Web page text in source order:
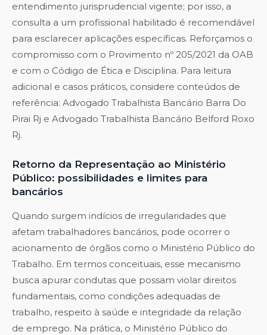
entendimento jurisprudencial vigente; por isso, a
consulta a um profissional habilitado é recomendável
para esclarecer aplicações específicas. Reforçamos o
compromisso com o Provimento nº 205/2021 da OAB
e com o Código de Ética e Disciplina. Para leitura
adicional e casos práticos, considere conteúdos de
referência: Advogado Trabalhista Bancário Barra Do
Pirai Rj e Advogado Trabalhista Bancário Belford Roxo
Rj.
Retorno da Representação ao Ministério
Público: possibilidades e limites para
bancários
Quando surgem indícios de irregularidades que
afetam trabalhadores bancários, pode ocorrer o
acionamento de órgãos como o Ministério Público do
Trabalho. Em termos conceituais, esse mecanismo
busca apurar condutas que possam violar direitos
fundamentais, como condições adequadas de
trabalho, respeito à saúde e integridade da relação
de emprego. Na prática, o Ministério Público do